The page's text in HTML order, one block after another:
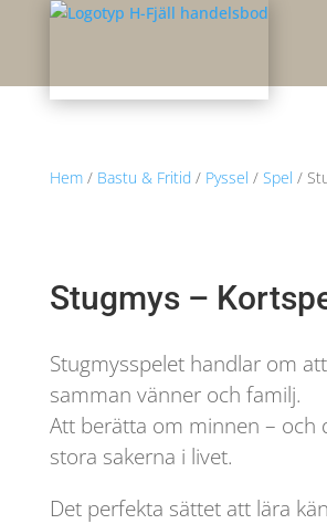
Hem/ Bastu & Fritid / Pyssel / Spel /
Stugmys –
Stugmysspelet handlar om
samman vänner och familj.
Att berätta om minnen – och
stora sakerna i livet.
Det perfekta sättet att lära